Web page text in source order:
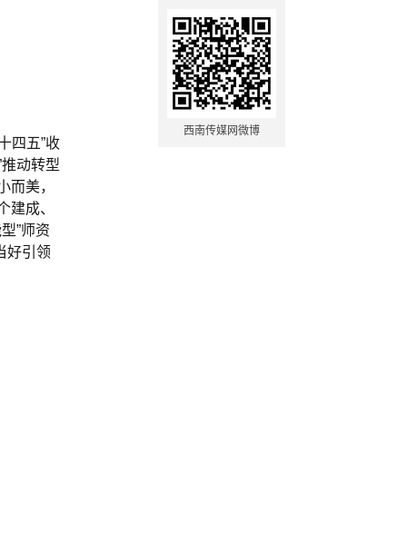
西南传媒网微博
四五”收
动转型
而美，
建成、
”师资
好引领